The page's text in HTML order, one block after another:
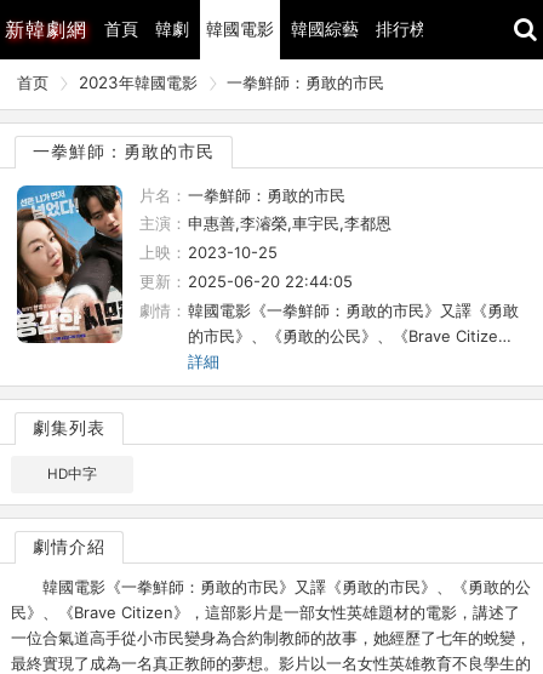
新韓劇網 首頁 韓劇 韓國電影 韓國綜藝 排行榜
首页 2023年韓國電影 一拳鮮師：勇敢的市民
一拳鮮師：勇敢的市民
片名： 一拳鮮師：勇敢的市民
主演： 申惠善,李濬榮,車宇民,李都恩
上映： 2023-10-25
更新： 2025-06-20 22:44:05
劇情： 韓國電影《一拳鮮師：勇敢的市民》又譯《勇敢
的市民》、《勇敢的公民》、《Brave Citize…
詳細
劇集列表
HD中字
劇情介紹
韓國電影《一拳鮮師：勇敢的市民》又譯《勇敢的市民》、《勇敢的公
民》、《Brave Citizen》，這部影片是一部女性英雄題材的電影，講述了
一位合氣道高手從小市民變身為合約制教師的故事，她經歷了七年的蛻變，
最終實現了成為一名真正教師的夢想。影片以一名女性英雄教育不良學生的